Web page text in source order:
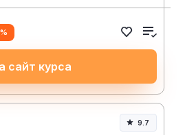
сайт курса
9.7